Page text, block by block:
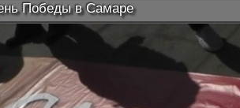
Победы в Самаре